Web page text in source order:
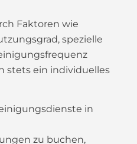
Faktoren wie
spezielle
stets ein individuelles
in
zu buchen,